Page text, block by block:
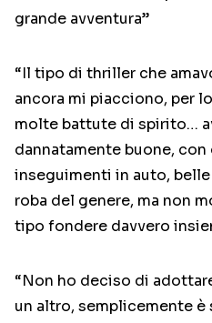
grande avventura”
“Il tipo di thriller che
ancora mi piacciono, per
molte battute di spirito…
dannatamente buone,
inseguimenti in auto,
roba del genere, ma non
tipo fondere davvero
“Non ho deciso di
un altro, semplicemente